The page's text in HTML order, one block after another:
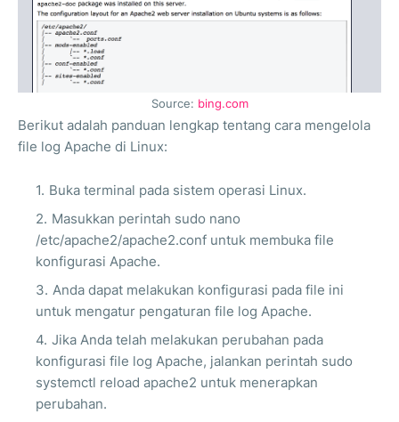
Source: bing.com
Berikut adalah panduan lengkap tentang cara mengelola
file log Apache di Linux:
Buka terminal pada sistem operasi Linux.
Masukkan perintah sudo nano
/etc/apache2/apache2.conf untuk membuka file
konfigurasi Apache.
Anda dapat melakukan konfigurasi pada file ini
untuk mengatur pengaturan file log Apache.
Jika Anda telah melakukan perubahan pada
konfigurasi file log Apache, jalankan perintah sudo
systemctl reload apache2 untuk menerapkan
perubahan.